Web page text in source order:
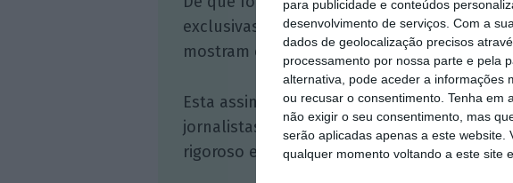
para publicidade e conteúdos
desenvolvimento de serviços. Com a
dados de geolocalização precisos
processamento por nossa parte e pela
alternativa, pode aceder a informações
ou recusar o consentimento. Tenha em
não exigir o seu consentimento, mas
serão aplicadas apenas a este
qualquer momento voltando a este site
exclusivas, à opinião que conta, às
mostram o outro lado da história.
Esta assinatura é uma forma de apoiar o
jornalistas. A nossa contrapartida é o
rigoroso e credível.